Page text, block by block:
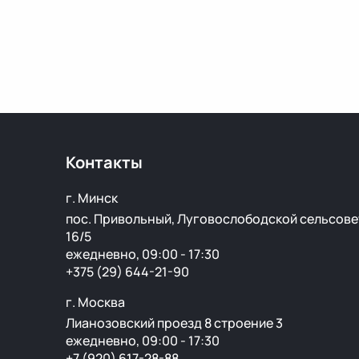
Контакты
г. Минск
пос. Привольный, Луговослободской
16/5
ежедневно, 09:00 - 17:30
+375 (29) 644-21-90
г. Москва
Лианозовский проезд 8 строение 3
ежедневно, 09:00 - 17:30